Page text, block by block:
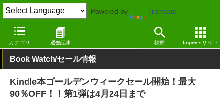
Powered by Translate
カテゴリ 過去記事 検索 Impressサイト
窓の杜 電子書籍・本
Book Watch/セール情報
Kindle本ゴールデンウィークセール開始！最大
90％OFF！！第1弾は4月24日まで